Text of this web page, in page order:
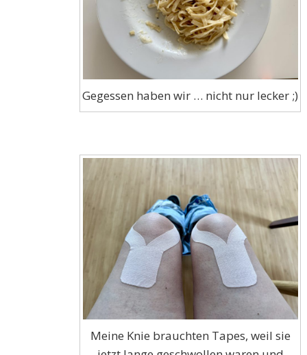
Gegessen haben wir … nicht nur lecker ;)
Meine Knie brauchten Tapes, weil sie